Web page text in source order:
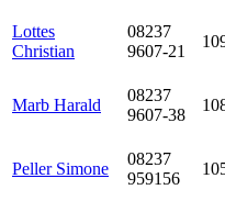
Lottes
Christian
08237
9607-21
Marb Harald
08237
9607-38
Peller Simone
08237
959156